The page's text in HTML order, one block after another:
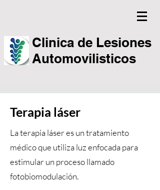
Clinica de Lesiones
Automovilisticos
Terapia láser
La terapia láser es un tratamiento
médico que utiliza luz enfocada para
estimular un proceso llamado
fotobiomodulación.